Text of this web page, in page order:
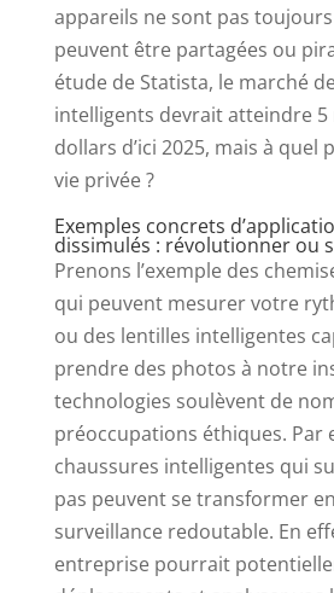
appareils ne sont pas
peuvent être partagées ou
étude de Statista, le marché
intelligents devrait atteindre
dollars d’ici 2025, mais à
vie privée ?
Exemples concrets
dissimulés : révolutionner ou
Prenons l’exemple des
qui peuvent mesurer votre
ou des lentilles intelligentes
prendre des photos à notre
technologies soulèvent de
préoccupations éthiques. Par
chaussures intelligentes qui
pas peuvent se transformer
surveillance redoutable. En
entreprise pourrait